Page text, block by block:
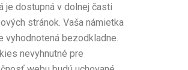
je dostupná v dolnej časti
stránok. Vaša námietka
vyhodnotená bezodkladne.
nevyhnutné pre